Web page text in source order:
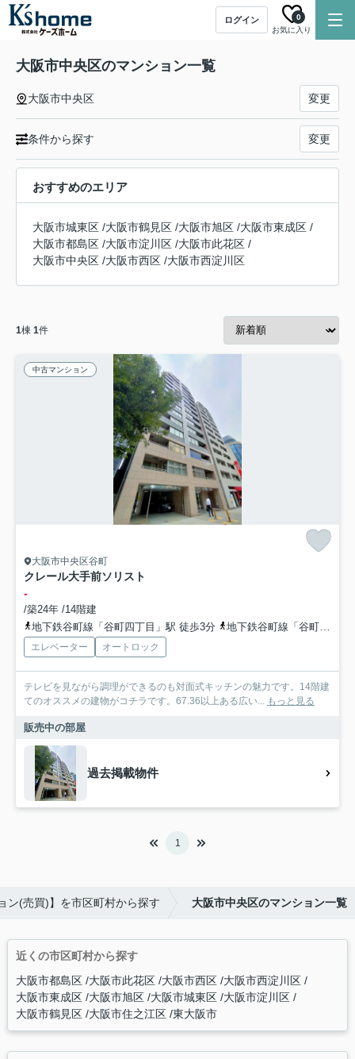
ログイン
お気に入り
0
大阪市中央区のマンション一覧
大阪市中央区 変更
条件から探す 変更
おすすめのエリア
大阪市城東区 /大阪市鶴見区 /大阪市旭区 /大阪市東成区 /
大阪市都島区 /大阪市淀川区 /大阪市此花区 /
大阪市中央区 /大阪市西区 /大阪市西淀川区
1棟 1件
中古マンション
大阪市中央区谷町
クレール大手前ソリスト
-
/築24年 /14階建
地下鉄谷町線「谷町四丁目」駅 徒歩3分
地下鉄谷町線「谷町六丁目」駅 徒歩13分
エレベーター オートロック
テレビを見ながら調理ができるのも対面式キッチンの魅力です。14階建
てのオススメの建物がコチラです。67.36以上ある広い... もっと見る
販売中の部屋
過去掲載物件
1
ン(売買)】を市区町村から探す 大阪市中央区のマンション一覧
近くの市区町村から探す
大阪市都島区 大阪市此花区 大阪市西区 大阪市西淀川区
大阪市東成区 大阪市旭区 大阪市城東区 大阪市淀川区
大阪市鶴見区 大阪市住之江区 東大阪市